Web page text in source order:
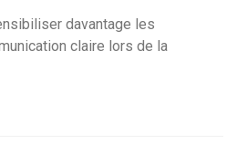
davantage les
claire lors de la